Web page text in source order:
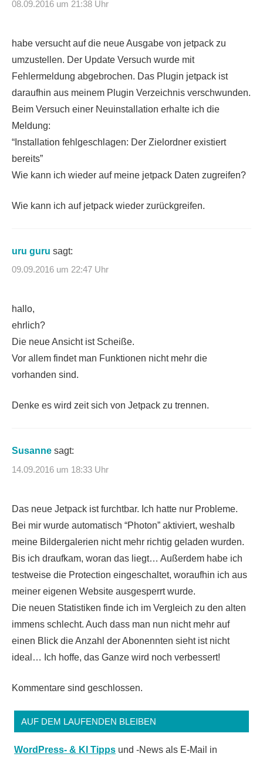
08.09.2016 um 21:38 Uhr
habe versucht auf die neue Ausgabe von jetpack zu
umzustellen. Der Update Versuch wurde mit
Fehlermeldung abgebrochen. Das Plugin jetpack ist
daraufhin aus meinem Plugin Verzeichnis verschwunden.
Beim Versuch einer Neuinstallation erhalte ich die
Meldung:
“Installation fehlgeschlagen: Der Zielordner existiert
bereits”
Wie kann ich wieder auf meine jetpack Daten zugreifen?
Wie kann ich auf jetpack wieder zurückgreifen.
uru guru sagt:
09.09.2016 um 22:47 Uhr
hallo,
ehrlich?
Die neue Ansicht ist Scheiße.
Vor allem findet man Funktionen nicht mehr die
vorhanden sind.
Denke es wird zeit sich von Jetpack zu trennen.
Susanne sagt:
14.09.2016 um 18:33 Uhr
Das neue Jetpack ist furchtbar. Ich hatte nur Probleme.
Bei mir wurde automatisch “Photon” aktiviert, weshalb
meine Bildergalerien nicht mehr richtig geladen wurden.
Bis ich draufkam, woran das liegt… Außerdem habe ich
testweise die Protection eingeschaltet, woraufhin ich aus
meiner eigenen Website ausgesperrt wurde.
Die neuen Statistiken finde ich im Vergleich zu den alten
immens schlecht. Auch dass man nun nicht mehr auf
einen Blick die Anzahl der Abonennten sieht ist nicht
ideal… Ich hoffe, das Ganze wird noch verbessert!
Kommentare sind geschlossen.
AUF DEM LAUFENDEN BLEIBEN
WordPress- & KI Tipps und -News als E-Mail in